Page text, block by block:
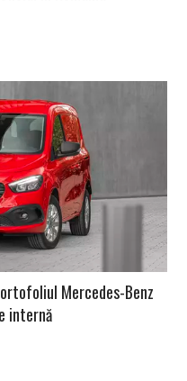
Mercedes-Benz
internă